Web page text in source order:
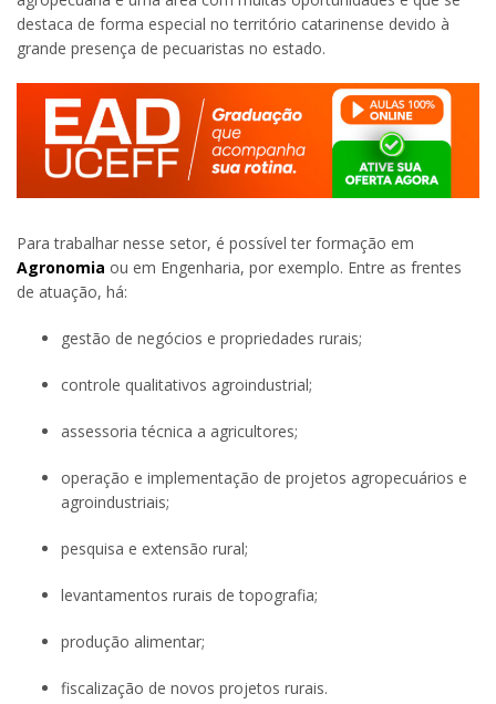
destaca de forma especial no território catarinense devido à
grande presença de pecuaristas no estado.
Para trabalhar nesse setor, é possível ter formação em
Agronomia ou em Engenharia, por exemplo. Entre as frentes
de atuação, há:
gestão de negócios e propriedades rurais;
controle qualitativos agroindustrial;
assessoria técnica a agricultores;
operação e implementação de projetos agropecuários e
agroindustriais;
pesquisa e extensão rural;
levantamentos rurais de topografia;
produção alimentar;
fiscalização de novos projetos rurais.